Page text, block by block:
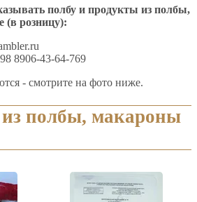
полбу и продукты из полбы,
(в розницу):
8906-43-64-769
- смотрите на фото ниже.
полбы, макароны